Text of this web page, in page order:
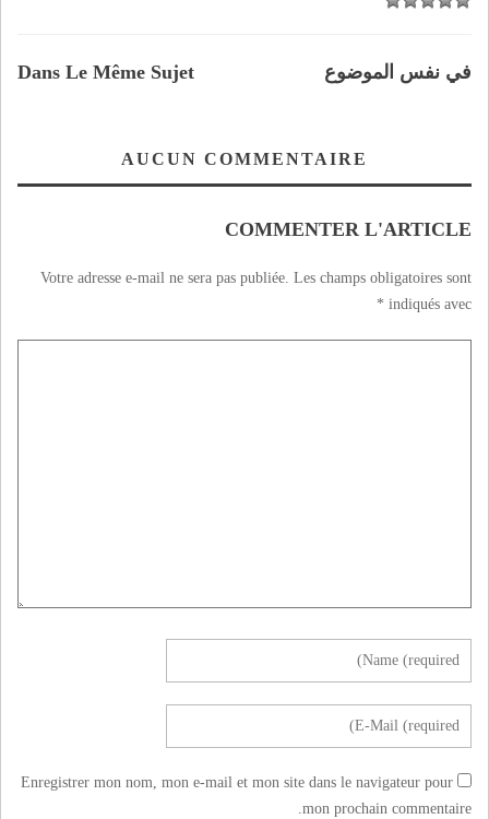
Dans Le Même Sujet في نفس الموضوع
AUCUN COMMENTAIRE
COMMENTER L'ARTICLE
Votre adresse e-mail ne sera pas publiée. Les champs obligatoires sont
indiqués avec
*
Enregistrer mon nom, mon e-mail et mon site dans le navigateur pour
mon prochain commentaire.